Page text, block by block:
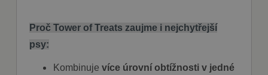
Proč Tower of Treats zaujme i nejchytřejší
psy:
Kombinujevíce úrovní obtížnosti v jedné